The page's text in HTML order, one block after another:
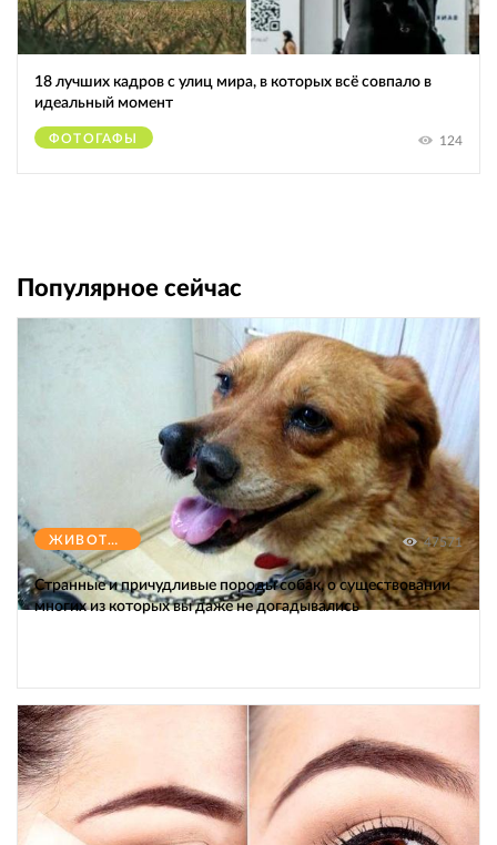
18 лучших кадров с улиц мира, в которых всё совпало в
идеальный момент
ФОТОГАФЫ 124
Популярное сейчас
ЖИВОТНЫЕ 47571
Странные и причудливые породы собак, о существовании
многих из которых вы даже не догадывались